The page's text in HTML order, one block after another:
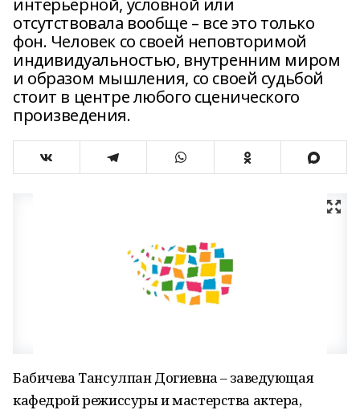
интерьерной, условной или
отсутствовала вообще – все это только
фон. Человек со своей неповторимой
индивидуальностью, внутренним миром
и образом мышления, со своей судьбой
стоит в центре любого сценического
произведения.
Бабичева Тансулпан Догиевна – заведующая
кафедрой режиссуры и мастерства актера,